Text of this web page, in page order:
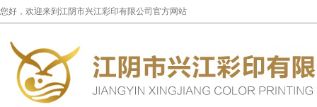
您好，欢迎来到江阴市兴江彩印有限公司官方网站